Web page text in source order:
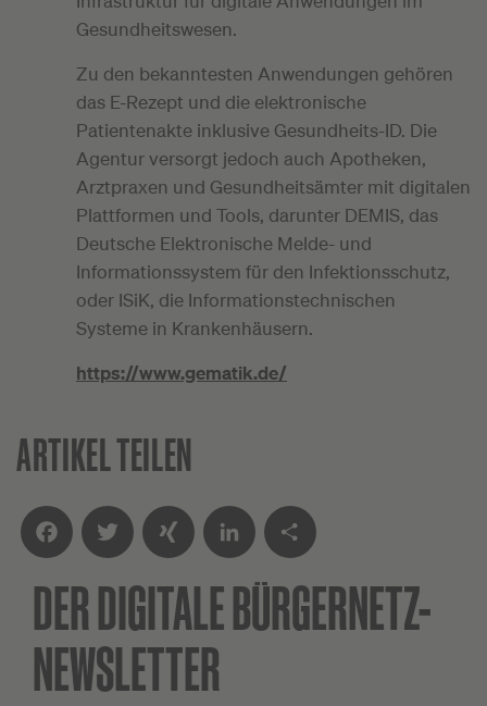
Gesundheitswesen.
Zu den bekanntesten Anwendungen gehören
das E-Rezept und die elektronische
Patientenakte inklusive Gesundheits-ID. Die
Agentur versorgt jedoch auch Apotheken,
Arztpraxen und Gesundheitsämter mit digitalen
Plattformen und Tools, darunter DEMIS, das
Deutsche Elektronische Melde- und
Informationssystem für den Infektionsschutz,
oder ISiK, die Informationstechnischen
Systeme in Krankenhäusern.
https://www.gematik.de/
ARTIKEL TEILEN
FacebookTwitter XING LinkedInTeilen
DER DIGITALEBÜRGERNETZ-
NEWSLETTER